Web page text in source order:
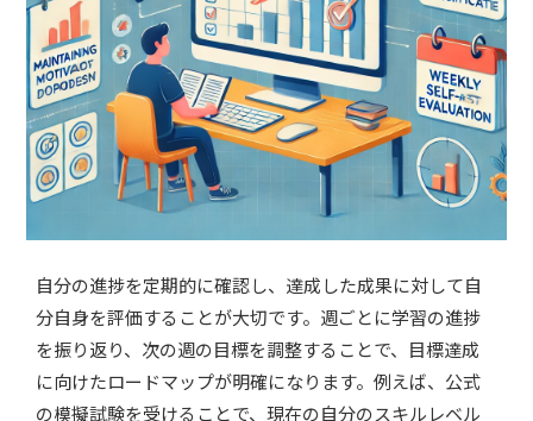
自分の進捗を定期的に確認し、達成した成果に対して自
分自身を評価することが大切です。週ごとに学習の進捗
を振り返り、次の週の目標を調整することで、目標達成
に向けたロードマップが明確になります。例えば、公式
の模擬試験を受けることで、現在の自分のスキルレベル